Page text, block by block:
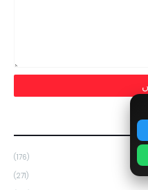
(176)
(271)